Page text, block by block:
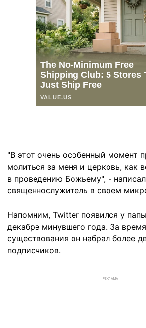
"В этот очень особенный момент
молиться за меня и церковь, как
в проведению Божьему", - написал
священнослужитель в своем
Напомним, Twitter появился у
декабре минувшего года. За
существования он набрал более
подписчиков.
РЕКЛАМА